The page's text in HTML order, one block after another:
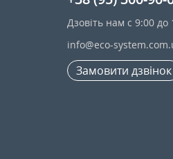
Дзовіть нам с 9:00 до
info@eco-
Замовити дзвінок